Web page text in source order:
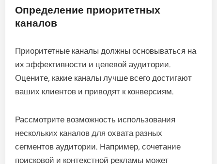
Определение приоритетных
каналов
Приоритетные каналы должны основываться на
их эффективности и целевой аудитории.
Оцените, какие каналы лучше всего достигают
ваших клиентов и приводят к конверсиям.
Рассмотрите возможность использования
нескольких каналов для охвата разных
сегментов аудитории. Например, сочетание
поисковой и контекстной рекламы может